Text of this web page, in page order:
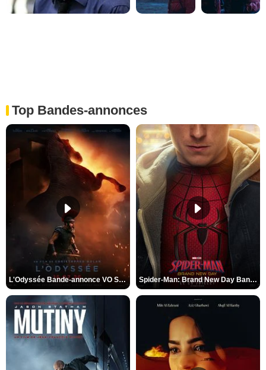
Top Bandes-annonces
L'Odyssée Bande-annonce VO STFR Spider-Man: Brand New Day Bande-annonce VO STFR